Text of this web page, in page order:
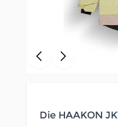
Die HAAKON